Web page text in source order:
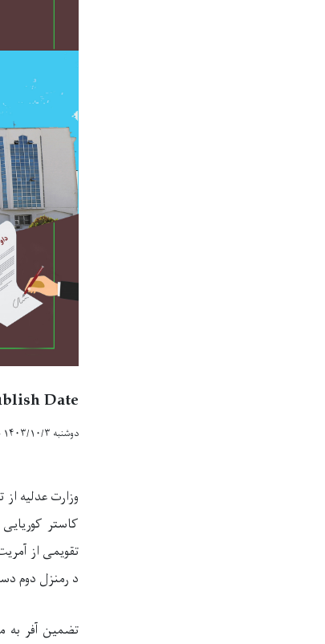
Date
دوشنبه ۱۴۰۳/۱۰/۳ - ۱۲:۰
وزارت عدلیه
د رمنزل دوم